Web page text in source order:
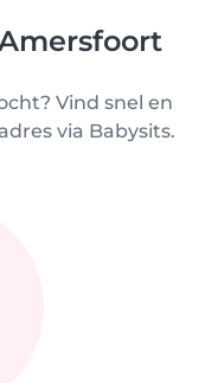
Vind snel en
via Babysits.